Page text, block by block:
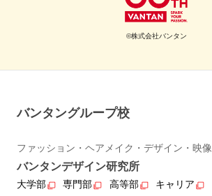
©株式会社バンタン
バンタングループ校
ファッション・ヘアメイク・デザイン・映像
バンタンデザイン研究所
大学部 専門部 高等部 キャリア